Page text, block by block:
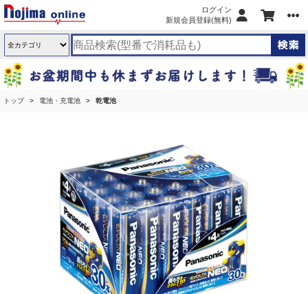
ログイン
新規会員登録(無料)
トップ 電池・充電池 乾電池